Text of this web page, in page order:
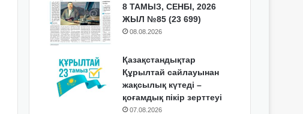
8 ТАМЫЗ, СЕНБІ, 2026
ЖЫЛ №85 (23 699)
08.08.2026
Қазақстандықтар
Құрылтай сайлауынан
жақсылық күтеді –
қоғамдық пікір зерттеуі
07.08.2026